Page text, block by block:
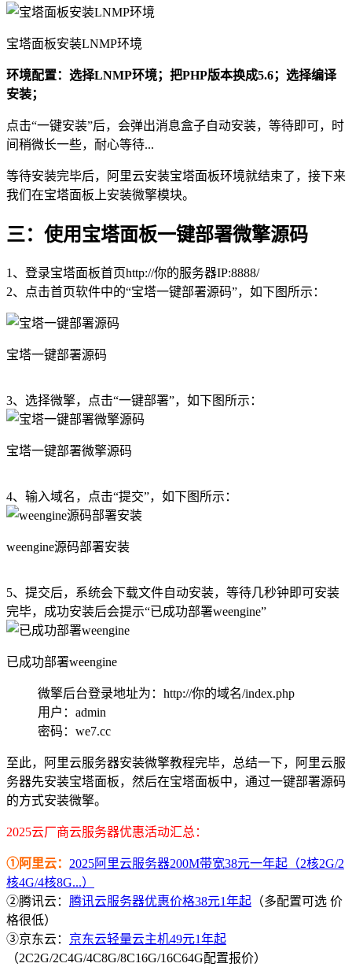
宝塔面板安装LNMP环境
环境配置：选择LNMP环境；把PHP版本换成5.6；选择编译
安装；
点击“一键安装”后，会弹出消息盒子自动安装，等待即可，时
间稍微长一些，耐心等待...
等待安装完毕后，阿里云安装宝塔面板环境就结束了，接下来
我们在宝塔面板上安装微擎模块。
三：使用宝塔面板一键部署微擎源码
1、登录宝塔面板首页http://你的服务器IP:8888/
2、点击首页软件中的“宝塔一键部署源码”，如下图所示：
宝塔一键部署源码
3、选择微擎，点击“一键部署”，如下图所示：
宝塔一键部署微擎源码
4、输入域名，点击“提交”，如下图所示：
weengine源码部署安装
5、提交后，系统会下载文件自动安装，等待几秒钟即可安装
完毕，成功安装后会提示“已成功部署weengine”
已成功部署weengine
微擎后台登录地址为：http://你的域名/index.php
用户：admin
密码：we7.cc
至此，阿里云服务器安装微擎教程完毕，总结一下，阿里云服
务器先安装宝塔面板，然后在宝塔面板中，通过一键部署源码
的方式安装微擎。
2025云厂商云服务器优惠活动汇总：
①阿里云： 2025阿里云服务器200M带宽38元一年起（2核2G/2
核4G/4核8G...）
②腾讯云： 腾讯云服务器优惠价格38元1年起 （多配置可选 价
格很低）
③京东云： 京东云轻量云主机49元1年起
（2C2G/2C4G/4C8G/8C16G/16C64G配置报价）